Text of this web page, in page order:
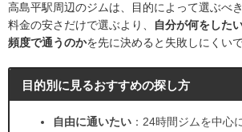
高島平駅周辺のジムは、目的によって選ぶべ
料金の安さだけで選ぶより、
自分が何をした
頻度で通うのかを先に決めると失敗しにくいで
目的別に見るおすすめの探し方
自由に通いたい ：24時間ジムを中心